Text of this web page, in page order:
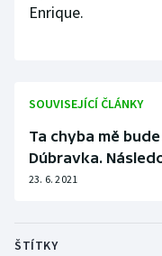
Enrique.
SOUVISEJÍCÍ ČLÁNKY
Ta chyba mě
Dúbravka.
23. 6. 2021
ŠTÍTKY